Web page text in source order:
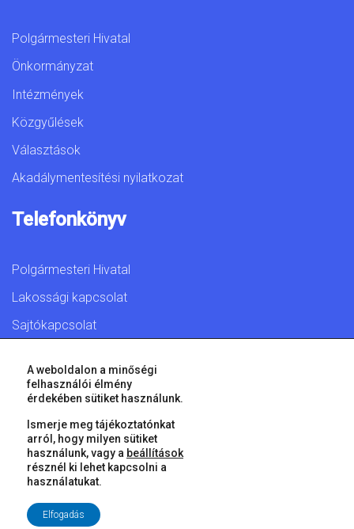
Polgármesteri Hivatal
Önkormányzat
Intézmények
Közgyűlések
Választások
Akadálymentesítési nyilatkozat
Telefonkönyv
Polgármesteri Hivatal
Lakossági kapcsolat
Sajtókapcsolat
© 2026 Győr Megyei Jogú Város • Minden jog fenntartva!
A weboldalon a minőségi
felhasználói élmény
érdekében sütiket használunk.
Ismerje meg tájékoztatónkat
arról, hogy milyen sütiket
használunk, vagy a beállítások
résznél ki lehet kapcsolni a
használatukat.
Elfogadás